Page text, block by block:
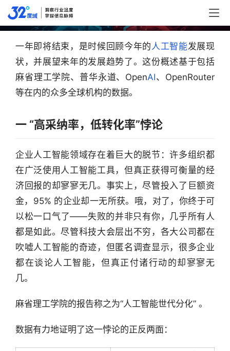
谈谈2025年人工智能现状及发展趋势分析
一年即将结束，是时候回顾今年的人工智能发展现
状，并展望来年的发展趋势了。这份概述基于包括
麻省理工学院、普华永道、OpenAI、OpenRouter
等在内的众多全球机构的数据。
一 “高采纳率，低转化率”悖论
企业人工智能领域存在着巨大的脱节：许多组织都
在广泛使用人工智能工具，但真正获得可衡量的经
济回报的却寥寥无几。事实上，尽管投入了巨额资
金，95% 的企业却一无所获。哦，对了，你终于可
以松一口气了——失败的并非只有你，几乎所有人
都是如此。尽管科技大会层出不穷，各大公司都在
吹嘘人工智能的奇迹，但匿名调查显示，很多企业
都在谈论人工智能，但真正付诸行动的却寥寥无
几。
麻省理工学院的报告称之为“人工智能世代分化” 。
数据有力地证明了这一悖论的正反两面：